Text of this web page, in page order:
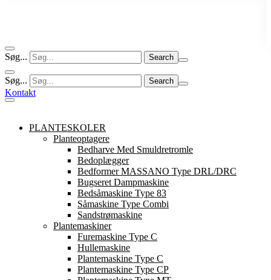
Søg...
Søg...
Kontakt
PLANTESKOLER
Planteoptagere
Bedharve Med Smuldretromle
Bedoplægger
Bedformer MASSANO Type DRL/DRC
Bugseret Dampmaskine
Bedsåmaskine Type 83
Såmaskine Type Combi
Sandstrømaskine
Plantemaskiner
Furemaskine Type C
Hullemaskine
Plantemaskine Type C
Plantemaskine Type CP